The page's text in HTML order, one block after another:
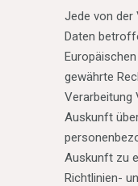
Jede von der
Daten
gewährte
Verarbeitung
Auskunft
Auskunft zu
Richtlinien-